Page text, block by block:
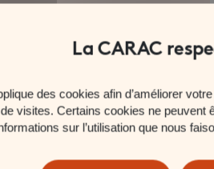
des cookies afin d’améliorer
visites. Certains cookies ne peuvent
sur l’utilisation que nous